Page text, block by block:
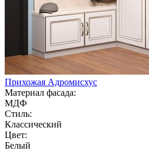
Прихожая Адромисхус
Материал фасада:
МДФ
Стиль:
Классический
Цвет:
Белый